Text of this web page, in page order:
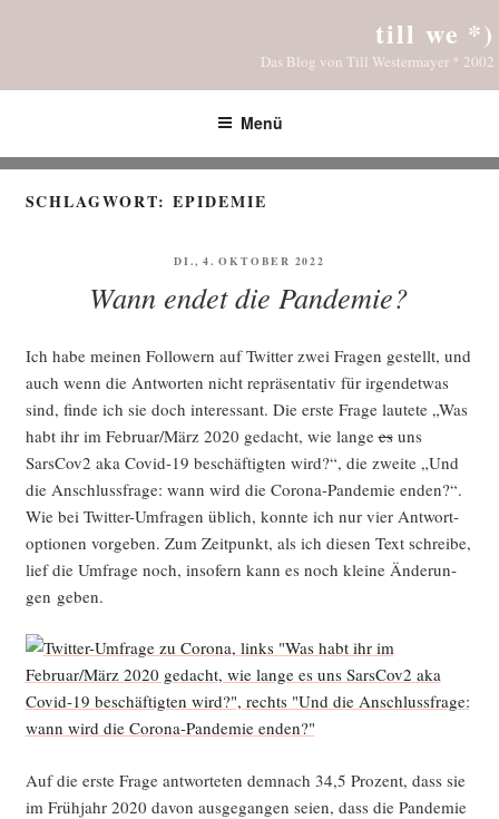
till we *)
Das Blog von Till Westermayer * 2002
Menü
SCHLAGWORT:EPIDEMIE
VERÖFFENTLICHT
DI., 4. OKTOBER 2022
Wann endet die Pandemie?
Ich habe mei­nen Fol­lo­wern auf Twit­ter zwei Fra­gen gestellt, und
auch wenn die Ant­wor­ten nicht reprä­sen­ta­tiv für irgend­et­was
sind, fin­de ich sie doch inter­es­sant. Die ers­te Fra­ge lau­te­te „Was
habt ihr im Februar/März 2020 gedacht, wie lan­geesuns
SarsCov2 aka Covid-19 beschäf­tig­ten wird?“, die zwei­te „Und
die Anschluss­fra­ge: wann wird die Coro­na-Pan­de­mie enden?“.
Wie bei Twit­ter-Umfra­gen üblich, konn­te ich nur vier Ant­wort­
op­tio­nen vor­ge­ben. Zum Zeit­punkt, als ich die­sen Text schrei­be,
lief die Umfra­ge noch, inso­fern kann es noch klei­ne Ände­run­
gen geben.
Auf die ers­te Fra­ge ant­wor­te­ten dem­nach 34,5 Pro­zent, dass sie
im Früh­jahr 2020 davon aus­ge­gan­gen sei­en, dass die Pan­de­mie